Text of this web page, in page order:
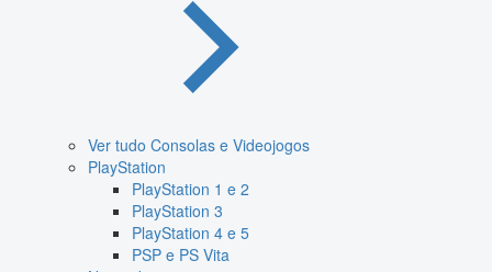
Ver tudo Consolas e Videojogos
PlayStation
PlayStation 1 e 2
PlayStation 3
PlayStation 4 e 5
PSP e PS Vita